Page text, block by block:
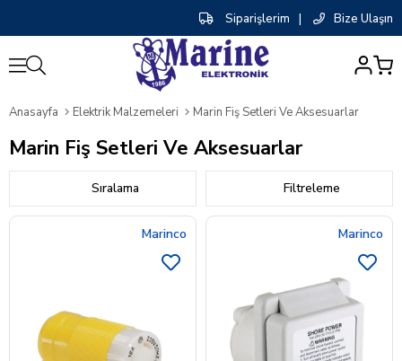
Siparişlerim | Bize Ulaşın
Anasayfa Elektrik Malzemeleri Marin Fiş Setleri Ve Aksesuarlar
Marin Fiş Setleri Ve Aksesuarlar
Filtreleme
Sıralama
Marinco Marinco